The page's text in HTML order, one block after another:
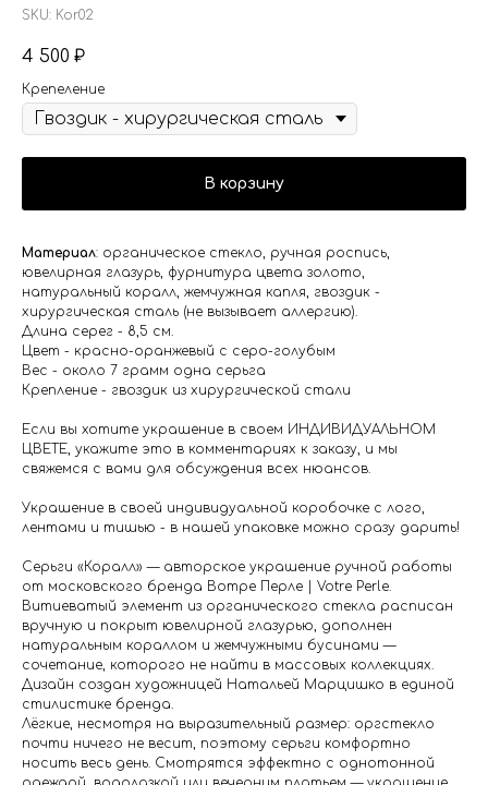
SKU: Kor02
4 500 ₽
Крепеление
В корзину
Материал: органическое стекло, ручная роспись,
ювелирная глазурь, фурнитура цвета золото,
натуральный коралл, жемчужная капля, гвоздик -
хирургическая сталь (не вызывает аллергию).
Длина серег - 8,5 см.
Цвет - красно-оранжевый с серо-голубым
Вес - около 7 грамм одна серьга
Крепление - гвоздик из хирургической стали
Если вы хотите украшение в своем ИНДИВИДУАЛЬНОМ
ЦВЕТЕ, укажите это в комментариях к заказу, и мы
свяжемся с вами для обсуждения всех нюансов.
Украшение в своей индивидуальной коробочке с лого,
лентами и тишью - в нашей упаковке можно сразу дарить!
Серьги «Коралл» — авторское украшение ручной работы
от московского бренда Вотре Перле | Votre Perle.
Витиеватый элемент из органического стекла расписан
вручную и покрыт ювелирной глазурью, дополнен
натуральным кораллом и жемчужными бусинами —
сочетание, которого не найти в массовых коллекциях.
Дизайн создан художницей Натальей Марцишко в единой
стилистике бренда.
Лёгкие, несмотря на выразительный размер: оргстекло
почти ничего не весит, поэтому серьги комфортно
носить весь день. Смотрятся эффектно с однотонной